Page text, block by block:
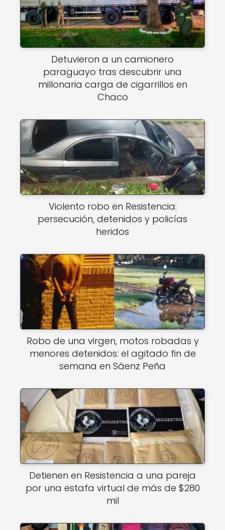
Detuvieron a un camionero
paraguayo tras descubrir una
millonaria carga de cigarrillos en
Chaco
Violento robo en Resistencia:
persecución, detenidos y policías
heridos
Robo de una virgen, motos robadas y
menores detenidos: el agitado fin de
semana en Sáenz Peña
Detienen en Resistencia a una pareja
por una estafa virtual de más de $280
mil